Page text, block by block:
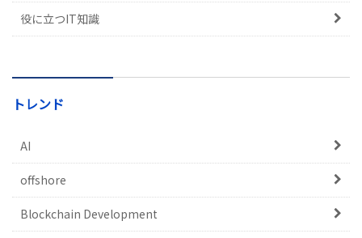
役に立つIT知識
トレンド
AI
offshore
Blockchain Development